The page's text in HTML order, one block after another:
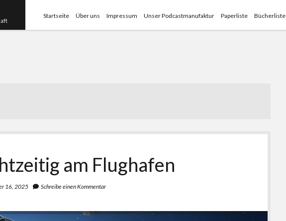
Startseite Über uns Impressum Unser Podcastmanufaktur Paperliste Bücherliste
am Flughafen
16, 2025 Schreibe einen Kommentar